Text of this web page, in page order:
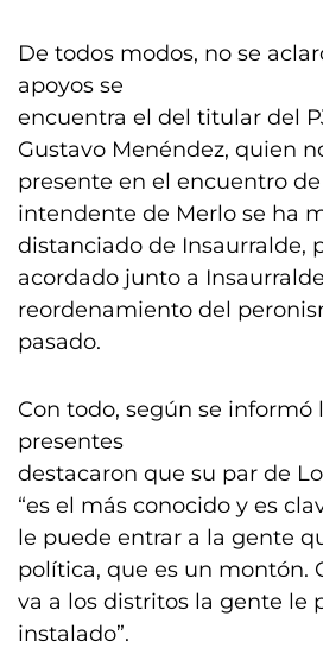
De todos modos, no se
apoyos se
encuentra el del titular del
Gustavo Menéndez, quien
presente en el encuentro de
intendente de Merlo se ha
distanciado de Insaurralde,
acordado junto a
reordenamiento del
pasado.
Con todo, según se informó
presentes
destacaron que su par de
“es el más conocido y es
le puede entrar a la gente
política, que es un montón.
va a los distritos la gente le
instalado”.